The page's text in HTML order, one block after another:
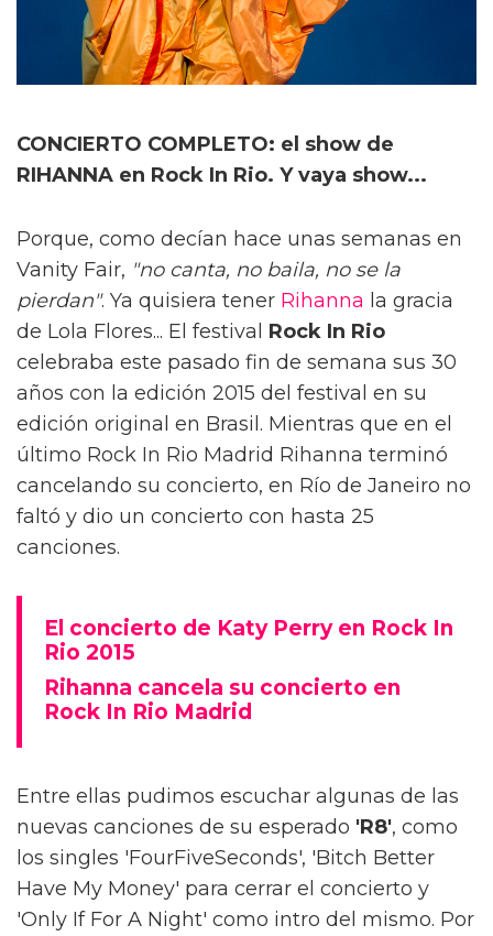
CONCIERTO COMPLETO: el show de
RIHANNA en Rock In Rio. Y vaya show...
Porque, como decían hace unas semanas en
Vanity Fair, "no canta, no baila, no se la
pierdan". Ya quisiera tener Rihanna la gracia
de Lola Flores... El festival Rock In Rio
celebraba este pasado fin de semana sus 30
años con la edición 2015 del festival en su
edición original en Brasil. Mientras que en el
último Rock In Rio Madrid Rihanna terminó
cancelando su concierto, en Río de Janeiro no
faltó y dio un concierto con hasta 25
canciones.
El concierto de Katy Perry en Rock In
Rio 2015
Rihanna cancela su concierto en
Rock In Rio Madrid
Entre ellas pudimos escuchar algunas de las
nuevas canciones de su esperado 'R8', como
los singles 'FourFiveSeconds', 'Bitch Better
Have My Money' para cerrar el concierto y
'Only If For A Night' como intro del mismo. Por